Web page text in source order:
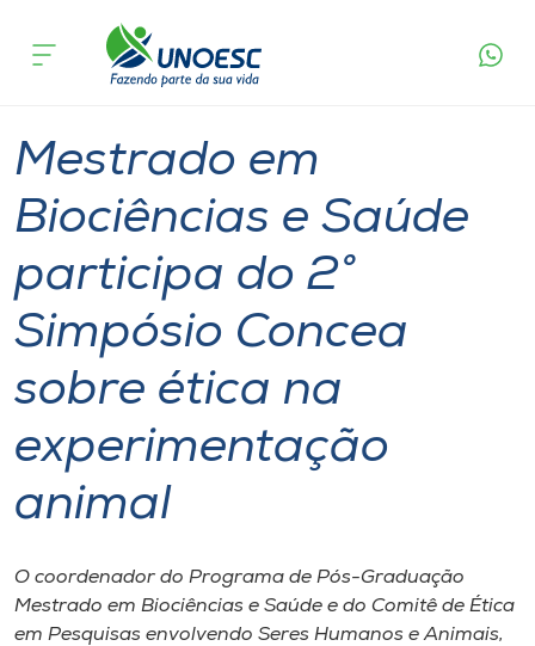
Cursos
Pesquisa
Atendimento ao Estudante
Portal de Ensino
Unoesc
Internacionalização
I.nova
acontece
animal
Mestrado em
Biociências e Saúde
participa do 2°
Simpósio Concea
sobre ética na
experimentação
animal
O coordenador do Programa de Pós-Graduação
Mestrado em Biociências e Saúde e do Comitê de Ética
em Pesquisas envolvendo Seres Humanos e Animais,